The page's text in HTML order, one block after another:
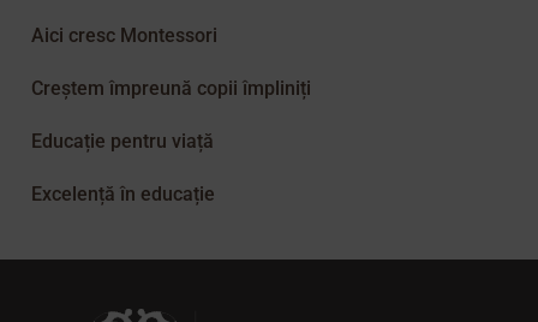
Aici cresc Montessori
Creștem împreună copii împliniți
Educație pentru viață
Excelență în educație